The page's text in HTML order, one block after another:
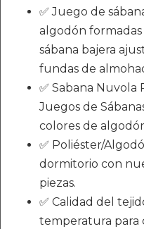
✅ Juego de
algodón formadas
sábana bajera
fundas de
✅ Sabana
Juegos de
colores de
✅ Poliéster/
dormitorio con
piezas.
✅ Calidad del
temperatura para